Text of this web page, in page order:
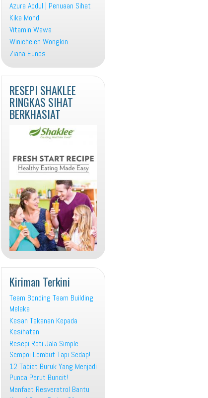
Azura Abdul | Penuaan Sihat
Kika Mohd
Vitamin Wawa
Winichelen Wongkin
Ziana Eunos
RESEPI SHAKLEE
RINGKAS SIHAT
BERKHASIAT
Kiriman Terkini
Team Bonding Team Building
Melaka
Kesan Tekanan Kepada
Kesihatan
Resepi Roti Jala Simple
Sempoi Lembut Tapi Sedap!
12 Tabiat Buruk Yang Menjadi
Punca Perut Buncit!
Manfaat Resveratrol Bantu